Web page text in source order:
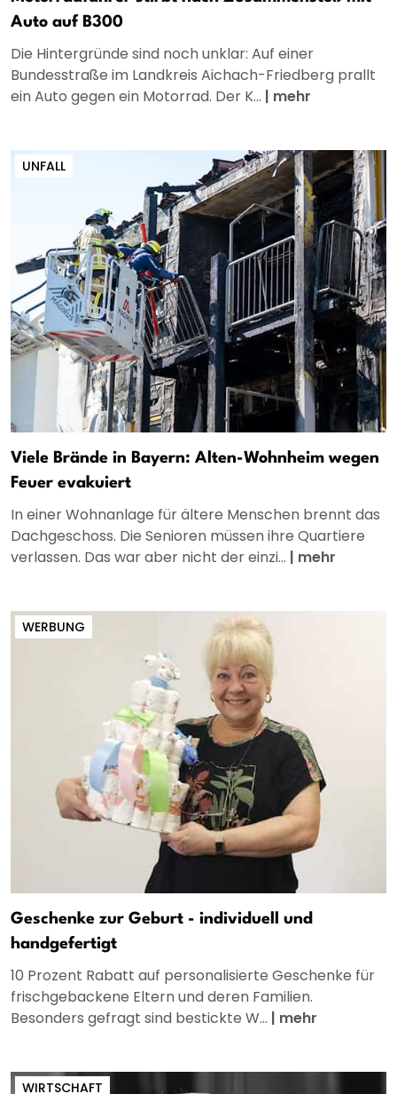
Auto auf B300
Die Hintergründe sind noch unklar: Auf einer
Bundesstraße im Landkreis Aichach-Friedberg prallt
ein Auto gegen ein Motorrad. Der K... | mehr
UNFALL
Viele Brände in Bayern: Alten-Wohnheim wegen
Feuer evakuiert
In einer Wohnanlage für ältere Menschen brennt das
Dachgeschoss. Die Senioren müssen ihre Quartiere
verlassen. Das war aber nicht der einzi... | mehr
WERBUNG
Geschenke zur Geburt - individuell und
handgefertigt
10 Prozent Rabatt auf personalisierte Geschenke für
frischgebackene Eltern und deren Familien.
Besonders gefragt sind bestickte W... | mehr
WIRTSCHAFT